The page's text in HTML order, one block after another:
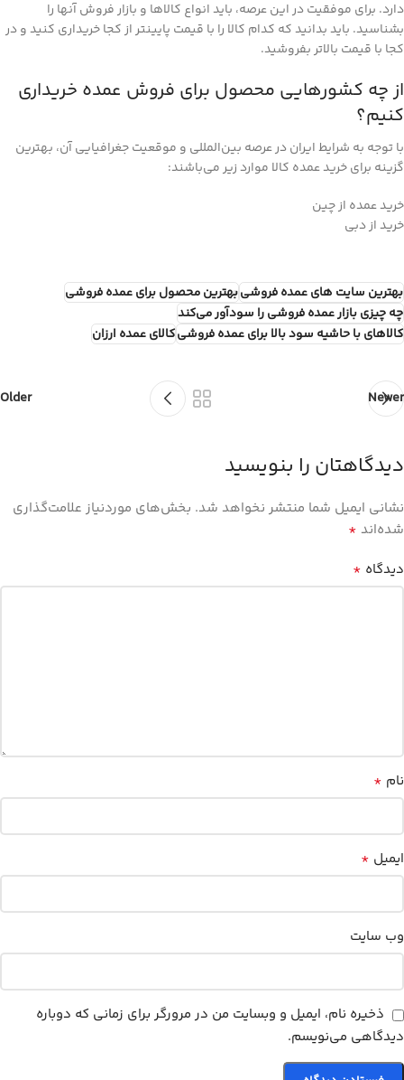
دارد. برای موفقیت در این عرصه، باید انواع کالاها و بازار فروش آنها را
بشناسید. باید بدانید که کدام کالا را با قیمت پایینتر از کجا خریداری کنید و در
کجا با قیمت بالاتر بفروشید.
از چه کشورهایی محصول برای فروش عمده خریداری
کنیم؟
با توجه به شرایط ایران در عرصه بین‌المللی و موقعیت جغرافیایی آن، بهترین
گزینه برای خرید عمده کالا موارد زیر می‌باشند:
خرید عمده از چین
خرید از دبی
بهترین سایت های عمده فروشیبهترین محصول برای عمده فروشی
چه چیزی بازار عمده فروشی را سودآور می‌کند
کالاهای با حاشیه سود بالا برای عمده فروشیکالای عمده ارزان
Newer
Older
دیدگاهتان را بنویسید
نشانی ایمیل شما منتشر نخواهد شد. بخش‌های موردنیاز علامت‌گذاری
شده‌اند *
دیدگاه *
نام *
ایمیل *
وب‌ سایت
ذخیره نام، ایمیل و وبسایت من در مرورگر برای زمانی که دوباره
دیدگاهی می‌نویسم.